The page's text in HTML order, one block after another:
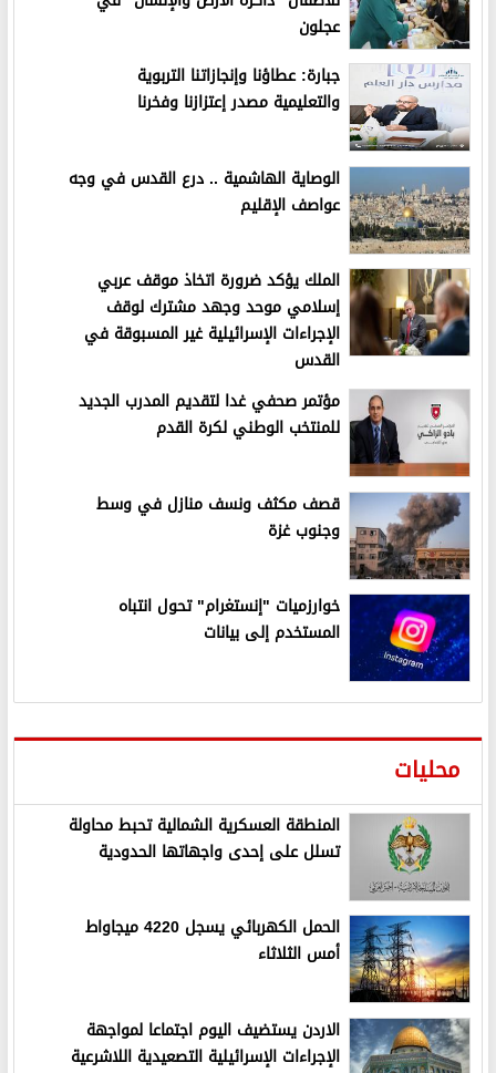
عجلون
جبارة: عطاؤنا وإنجازاتنا التربوية
والتعليمية مصدر إعتزازنا وفخرنا
الوصاية الهاشمية .. درع القدس في وجه
عواصف الإقليم
الملك يؤكد ضرورة اتخاذ موقف عربي
إسلامي موحد وجهد مشترك لوقف
الإجراءات الإسرائيلية غير المسبوقة في
القدس
مؤتمر صحفي غدا لتقديم المدرب الجديد
للمنتخب الوطني لكرة القدم
قصف مكثف ونسف منازل في وسط
وجنوب غزة
خوارزميات "إنستغرام" تحول انتباه
المستخدم إلى بيانات
محليات
المنطقة العسكرية الشمالية تحبط محاولة
تسلل على إحدى واجهاتها الحدودية
الحمل الكهربائي يسجل 4220 ميجاواط
أمس الثلاثاء
الاردن يستضيف اليوم اجتماعا لمواجهة
الإجراءات الإسرائيلية التصعيدية اللاشرعية